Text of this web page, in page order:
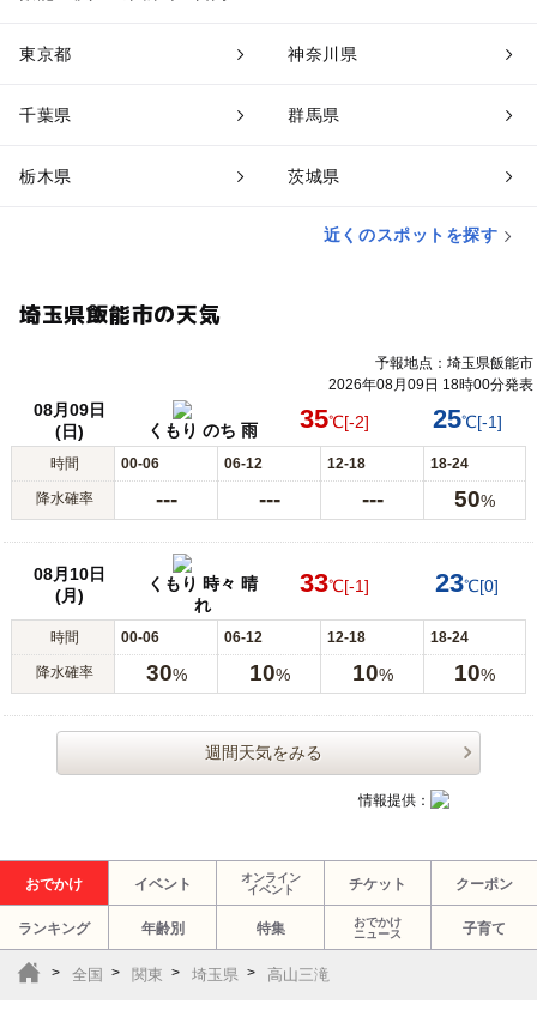
東京都 神奈川県
千葉県 群馬県
栃木県 茨城県
近くのスポットを探す
埼玉県飯能市の天気
予報地点：埼玉県飯能市
2026年08月09日 18時00分発表
08月09日
(日)
くもり のち 雨 35℃[-2] 25℃[-1]
時間 00-06 06-12 12-18 18-24
降水確率 --- --- --- 50%
08月10日
(月)
くもり 時々 晴
れ
33℃[-1] 23℃[0]
時間 00-06 06-12 12-18 18-24
降水確率 30% 10% 10% 10%
週間天気をみる
情報提供：
おでかけ イベント
オンライン
イベント
チケット クーポン
ランキング 年齢別 特集
おでかけ
ニュース
子育て
全国 関東 埼玉県 高山三滝